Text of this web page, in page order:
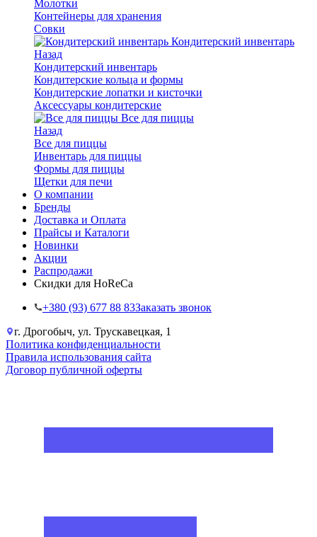
Молотки
Контейнеры для хранения
Совки
Кондитерский инвентарь
Назад
Кондитерский инвентарь
Кондитерские кольца и формы
Кондитерские лопатки и кисточки
Аксессуары кондитерские
Все для пиццы
Назад
Все для пиццы
Инвентарь для пиццы
Формы для пиццы
Щетки для печи
О компании
Бренды
Доставка и Оплата
Прайсы и Каталоги
Новинки
Акции
Распродажи
Скидки для HoReCa
+38‎0 (93) 677 88 83Заказать звонок
г. Дрогобыч, ул. Трускавецкая, 1
Политика конфиденциальности
Правила использования сайта
Договор публичной оферты